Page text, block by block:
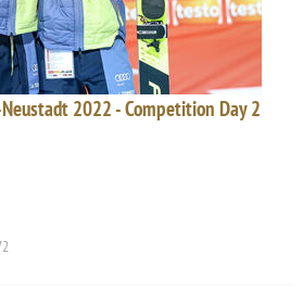
2022 - Competition Day 2